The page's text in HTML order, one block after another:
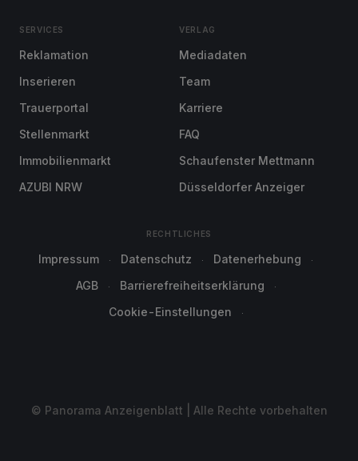
SERVICES
Reklamation
Inserieren
Trauerportal
Stellenmarkt
Immobilienmarkt
AZUBI NRW
VERLAG
Mediadaten
Team
Karriere
FAQ
Schaufenster Mettmann
Düsseldorfer Anzeiger
RECHTLICHES
Impressum Datenschutz
Datenerhebung
AGB
Barrierefreiheitserklärung
Cookie-Einstellungen
© Panorama Anzeigenblatt | Alle Rechte vorbehalten